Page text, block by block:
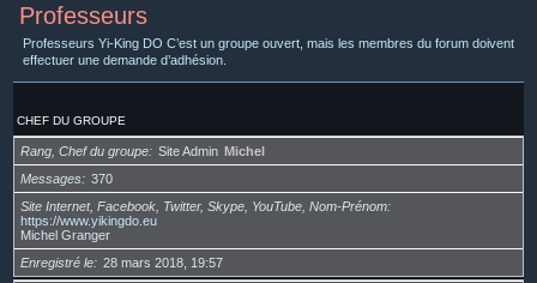
Professeurs
Professeurs Yi-King DO C’est un groupe ouvert, mais les membres du forum doivent
effectuer une demande d’adhésion.
CHEF DU GROUPE
Rang, Chef du groupe Site Admin Michel
Messages
370
Site Internet, Facebook, Twitter, Skype, YouTube, Nom-Prénom
https://www.yikingdo.eu
Michel Granger
Enregistré le
28 mars 2018, 19:57